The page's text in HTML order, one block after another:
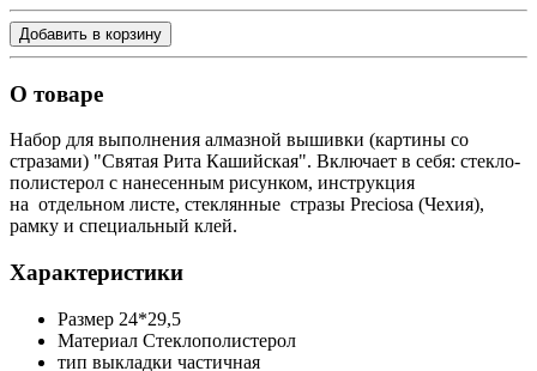
Добавить в корзину
О товаре
Набор для выполнения алмазной вышивки (картины со
стразами) "Святая Рита Кашийская". Включает в себя: стекло-
полистерол с нанесенным рисунком, инструкция
на отдельном листе, стеклянные стразы Preciosa (Чехия),
рамку и специальный клей.
Характеристики
Размер 24*29,5
Материал Стеклополистерол
тип выкладки частичная